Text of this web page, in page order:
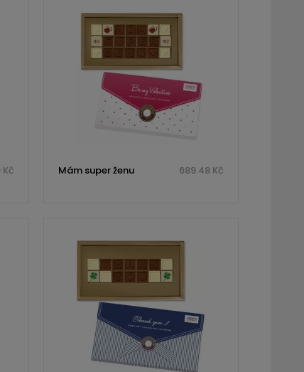
Mám super ženu 689.48 Kč